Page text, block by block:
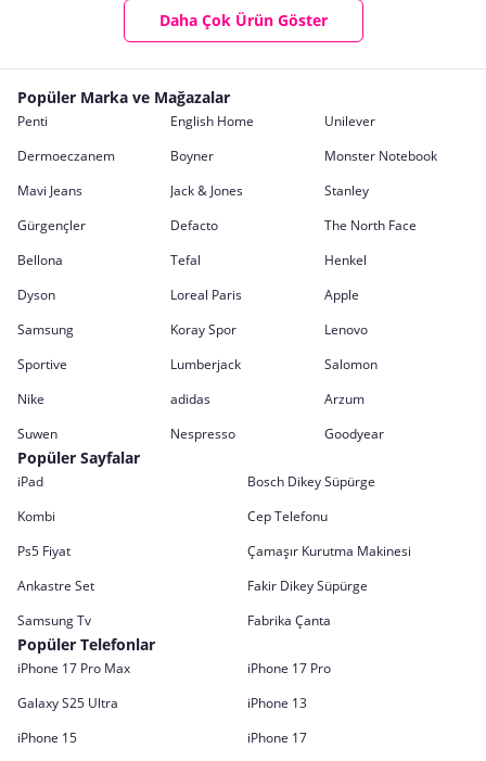
Daha Çok Ürün Göster
Popüler Marka ve Mağazalar
Penti English Home
Unilever
Dermoeczanem
Boyner
Monster Notebook
Mavi Jeans
Jack & Jones
Stanley
Gürgençler
Defacto
The North Face
Bellona
Tefal
Henkel
Dyson
Loreal Paris
Apple
Samsung
Koray Spor
Lenovo
Sportive
Lumberjack
Salomon
Nike
adidas
Arzum
Suwen
Nespresso Goodyear
Popüler Sayfalar
iPad
Bosch Dikey Süpürge
Kombi
Cep Telefonu
Ps5 Fiyat
Çamaşır Kurutma Makinesi
Ankastre Set
Fakir Dikey Süpürge
Samsung Tv
Fabrika Çanta
Popüler Telefonlar
iPhone 17 Pro Max
iPhone 17 Pro
Galaxy S25 Ultra
iPhone 13
iPhone 15
iPhone 17